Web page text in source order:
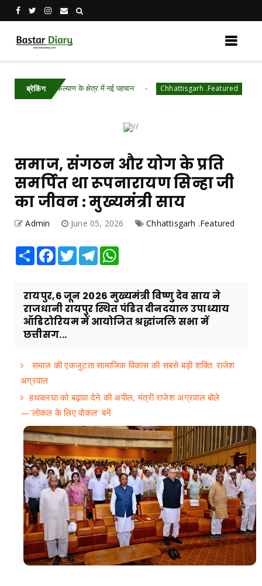
ब्रेकिंग
कल्याण के क्षेत्र में नई पहचान Chhattisgarh .Featured 26वीं राज्य
समाज, संगठन और योग के प्रति
समर्पित था रूपनारायण सिन्हा जी
का जीवन : मुख्यमंत्री साय
Admin June 05, 2026 Chhattisgarh .Featured
Share Facebook
TwitterTelegram
रायपुर,6 जून 2026 मुख्यमंत्री विष्णु देव साय ने
राजधानी रायपुर स्थित पंडित दीनदयाल उपाध्याय
ऑडिटोरियम में आयोजित श्रद्धांजलि सभा में
छत्तीसग...
समाज की एकजुटता सामाजिक विकास की सबसे बड़ी शक्ति: राजेश
अग्रवाल
हथकरघा को बढ़ावा देने की अपील, मंत्री राजेश अग्रवाल बोले
—‘लोकल के लिए वोकल’ बनें